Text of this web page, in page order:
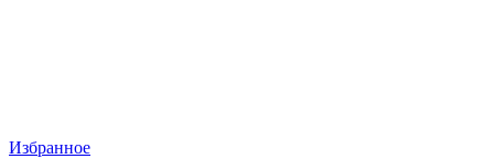
Избранное